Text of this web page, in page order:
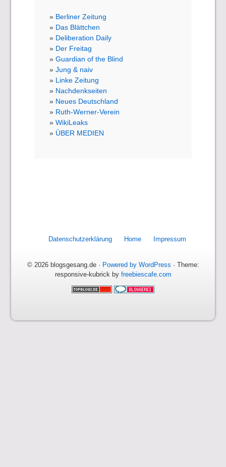
Berliner Zeitung
Das Blättchen
Deliberation Daily
Der Freitag
Guardian of the Blind
Jung & naiv
Linke Zeitung
Nachdenkseiten
Neues Deutschland
Ruth-Werner-Verein
WikiLeaks
ÜBER MEDIEN
Datenschutzerklärung Home Impressum
© 2026 blogsgesang.de · Powered by WordPress · Theme:
responsive-kubrick by freebiescafe.com